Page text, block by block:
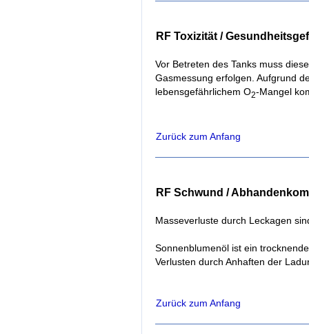
RF Toxizität /
Vor Betreten des Tanks muss
Gasmessung erfolgen. Aufgrund
lebensgefährlichem O2-Mangel
Zurück zum Anfang
RF Schwund /
Masseverluste durch Leckagen
Sonnenblumenöl ist ein
Verlusten durch Anhaften der
Zurück zum Anfang